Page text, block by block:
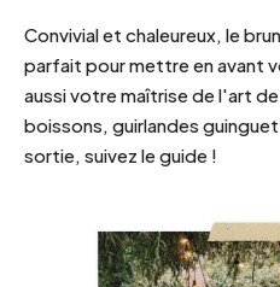
Convivial et chaleureux, le
parfait pour mettre en avant
aussi votre maîtrise de l'art
boissons, guirlandes
sortie, suivez le guide !